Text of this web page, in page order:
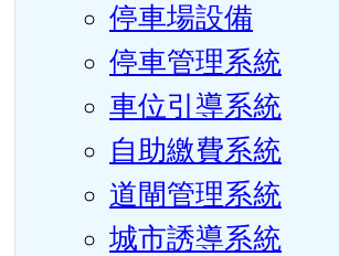
停車場設備
停車管理系統
車位引導系統
自助繳費系統
道閘管理系統
城市誘導系統